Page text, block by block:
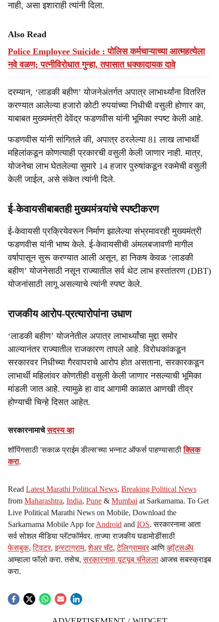
नाही, असा इशाराही त्यांनी दिला.
Also Read
Police Employee Suicide : पोलिस कर्मचाऱ्याच्या आत्महत्येला
नवे वळण; पत्नीविरोधात गुन्हा, तपासात धक्कादायक दावे
दरम्यान, ‘लाडकी बहीण’ योजनेअंतर्गत अपात्र लाभार्थ्यांना वितरित
करण्यात आलेल्या हजारो कोटी रुपयांच्या निधीची वसुली होणार का,
याबाबत मुख्यमंत्री देवेंद्र फडणवीस यांनी भूमिका स्पष्ट केली आहे.
फडणवीस यांनी सांगितले की, अपात्र ठरलेल्या 81 लाख लाभार्थी
महिलांकडून कोणत्याही प्रकारची वसुली केली जाणार नाही. मात्र,
योजनेचा लाभ घेतलेल्या सुमारे 14 हजार पुरुषांकडून रकमेची वसुली
केली जाईल, असे संकेत त्यांनी दिले.
ई-केवायसीबाबतही मुख्यमंत्र्यांचे स्पष्टीकरण
ई-केवायसी प्रक्रियेवरून निर्माण झालेल्या संभ्रमावरही मुख्यमंत्री
फडणवीस यांनी भाष्य केले. ई-केवायसीची अंमलबजावणी मागील
वर्षापासून सुरू करण्यात आली असून, हा निकष केवळ ‘लाडकी
बहीण’ योजनेसाठी नसून राज्यातील सर्व थेट लाभ हस्तांतरण (DBT)
योजनांसाठी लागू असल्याचे त्यांनी स्पष्ट केले.
राजकीय आरोप-प्रत्यारोपांना उधाण
‘लाडकी बहीण’ योजनेतील अपात्र लाभार्थ्यांचा मुद्दा समोर
आल्यानंतर राज्यातील राजकारण तापले आहे. विरोधकांकडून
सरकारवर निधीच्या गैरवापराचे आरोप होत असताना, सरकारकडून
लाभार्थी महिलांवर कोणतीही वसुली केली जाणार नसल्याची भूमिका
मांडली जात आहे. त्यामुळे हा वाद आगामी काळात आणखी तीव्र
होण्याची चिन्हे दिसत आहेत.
सरकारनामाचेसदस्य व्हा
शॉपिंगसाठी 'सकाळ प्राईम डील्स'च्या भन्नाट ऑफर्स पाहण्यासाठीक्लिक
करा.
Read Latest Marathi Political News, Breaking Political News
from Maharashtra, India, Pune & Mumbai at Sarkarnama. To Get
Live Political Marathi News on Mobile, Download the
Sarkarnama Mobile App forAndroid and IOS. सरकारनामा आता
सर्व सोशल मीडिया प्लॅटफॉर्मवर. ताज्या राजकीय घडामोडींसाठी
फेसबुक,ट्विटर,इन्स्टाग्राम,शेअर चॅट,टेलिग्रामवर आणिव्हॉट्सॲप
आम्हाला फॉलो करा. तसेच,सरकारनामा यूट्यूब चॅनेलला आजच सबस्क्राइब
करा.